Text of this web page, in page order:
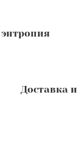
Доставка